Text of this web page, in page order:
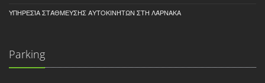
ΥΠΗΡΕΣΊΑ ΣΤΆΘΜΕΥΣΗΣ ΑΥΤΟΚΙΝΉΤΩΝ ΣΤΗ ΛΆΡΝΑΚΑ
Parking